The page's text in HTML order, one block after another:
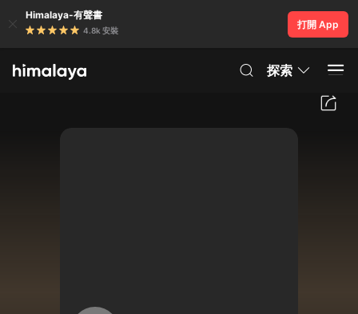
Himalaya-有聲書
4.8k 安裝
打開 App
探索